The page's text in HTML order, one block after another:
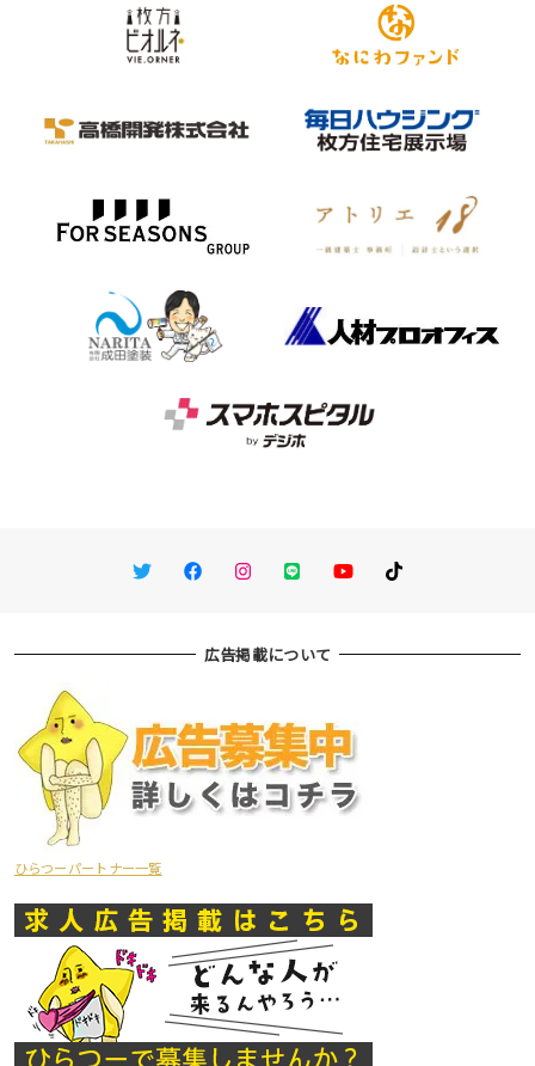
TwitterFacebookInstagram
LINE You TubeTikTok
広告掲載について
ひらつーパートナー一覧